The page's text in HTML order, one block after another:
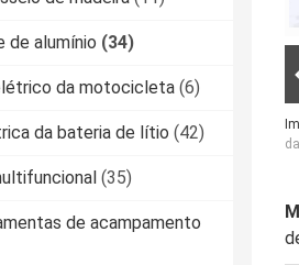
de alumínio (34)
da motocicleta (6)
da bateria de lítio (42)
(35)
de acampamento